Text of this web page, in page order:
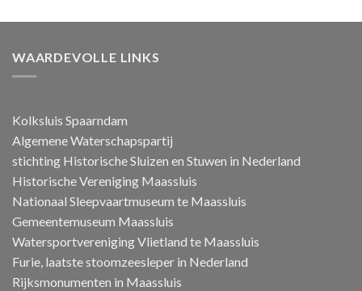
WAARDEVOLLE LINKS
Kolksluis Spaarndam
Algemene Waterschapspartij
stichting Historische Sluizen en Stuwen in Nederland
Historische Vereniging Maassluis
Nationaal Sleepvaartmuseum te Maassluis
Gemeentemuseum Maassluis
Watersportvereniging Vlietland te Maassluis
Furie, laatste stoomzeesleper in Nederland
Rijksmonumenten in Maassluis